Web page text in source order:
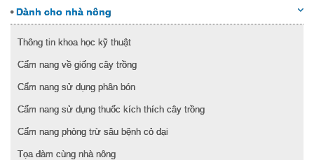
Dành cho nhà nông
Thông tin khoa học kỹ thuật
Cẩm nang về giống cây trồng
Cẩm nang sử dụng phân bón
Cẩm nang sử dụng thuốc kích thích cây trồng
Cẩm nang phòng trừ sâu bệnh cỏ dại
Tọa đàm cùng nhà nông